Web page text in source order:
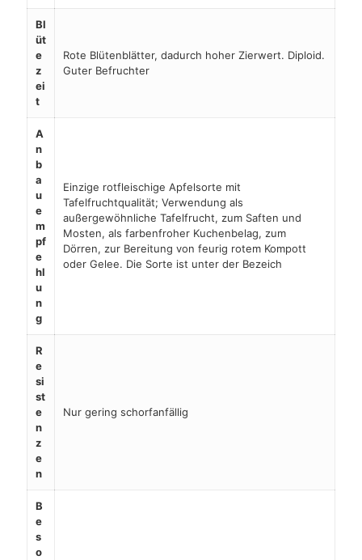
Bl
üt
e
z
ei
t
Rote Blütenblätter, dadurch hoher Zierwert. Diploid.
Guter Befruchter
A
n
b
a
u
e
m
pf
e
hl
u
n
g
Einzige rotfleischige Apfelsorte mit
Tafelfruchtqualität; Verwendung als
außergewöhnliche Tafelfrucht, zum Saften und
Mosten, als farbenfroher Kuchenbelag, zum
Dörren, zur Bereitung von feurig rotem Kompott
oder Gelee. Die Sorte ist unter der Bezeich
R
e
si
st
e
n
z
e
n
Nur gering schorfanfällig
B
e
s
o